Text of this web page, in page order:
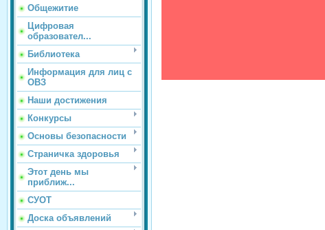
Общежитие
Цифровая
образовател...
Библиотека
Информация для лиц с
ОВЗ
Наши достижения
Конкурсы
Основы безопасности
Страничка здоровья
Этот день мы
приближ...
СУОТ
Доска объявлений